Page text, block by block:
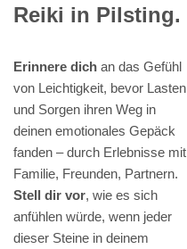
Reiki in Pilsting.
Erinnere dich an das Gefühl
von Leichtigkeit, bevor Lasten
und Sorgen ihren Weg in
deinen emotionales Gepäck
fanden – durch Erlebnisse mit
Familie, Freunden, Partnern.
Stell dir vor, wie es sich
anfühlen würde, wenn jeder
dieser Steine in deinem